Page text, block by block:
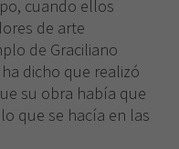
cuando ellos
de arte
de Graciliano
dicho que realizó
su obra había que
que se hacía en las